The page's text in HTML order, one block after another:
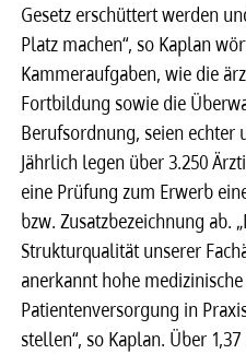
Gesetz erschüttert werden
Platz machen“, so Kaplan
Kammeraufgaben, wie die
Fortbildung sowie die
Berufsordnung, seien echter
Jährlich legen über 3.250
eine Prüfung zum Erwerb
bzw. Zusatzbezeichnung ab.
Strukturqualität unserer
anerkannt hohe
Patientenversorgung in
stellen“, so Kaplan. Über